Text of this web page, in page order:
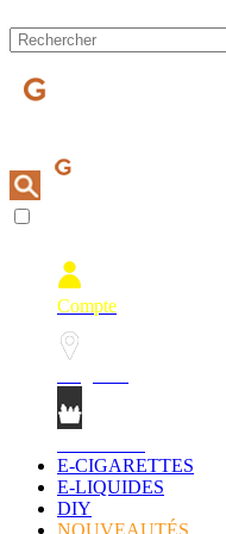
Compte
E-CIGARETTES
E-LIQUIDES
DIY
NOUVEAUTÉS